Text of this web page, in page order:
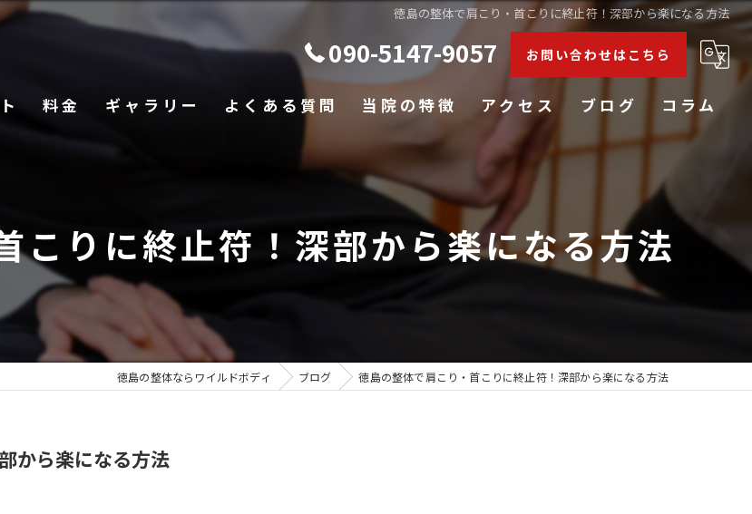
徳島の整体で肩こり・首こりに終止符！深部から楽になる方法
090-5147-9057 お問い合わせはこちら
料金 ギャラリー よくある質問 当院の特徴
膝
アクセス ブログ コラム
こりに終止符！深部から楽になる方法
徳島の整体ならワイルドボディ ブログ 徳島の整体で肩こり・首こりに終止符！深部から楽になる方法
から楽になる方法